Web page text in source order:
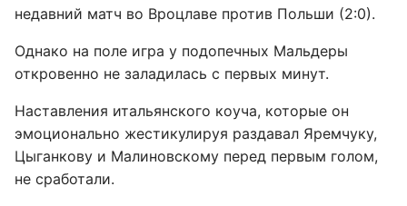
недавний матч во Вроцлаве против Польши (2:0).
Однако на поле игра у подопечных Мальдеры
откровенно не заладилась с первых минут.
Наставления итальянского коуча, которые он
эмоционально жестикулируя раздавал Яремчуку,
Цыганкову и Малиновскому перед первым голом,
не сработали.